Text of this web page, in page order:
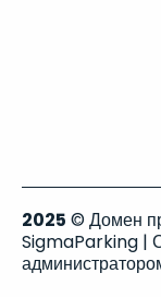
2025 © Домен
SigmaParking |